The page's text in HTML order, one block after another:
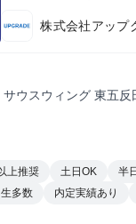
株式会社アップ
ウスウィング 東五反
上推奨 土日OK 半
多数 内定実績あり